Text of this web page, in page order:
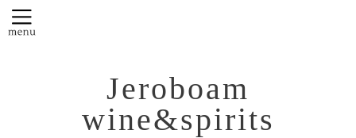
Jeroboam
wine&spirits